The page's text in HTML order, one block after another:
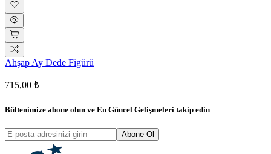
Ahşap Ay Dede Figürü
715,00 ₺
Bültenimize abone olun ve En Güncel Gelişmeleri takip edin
Abone Ol